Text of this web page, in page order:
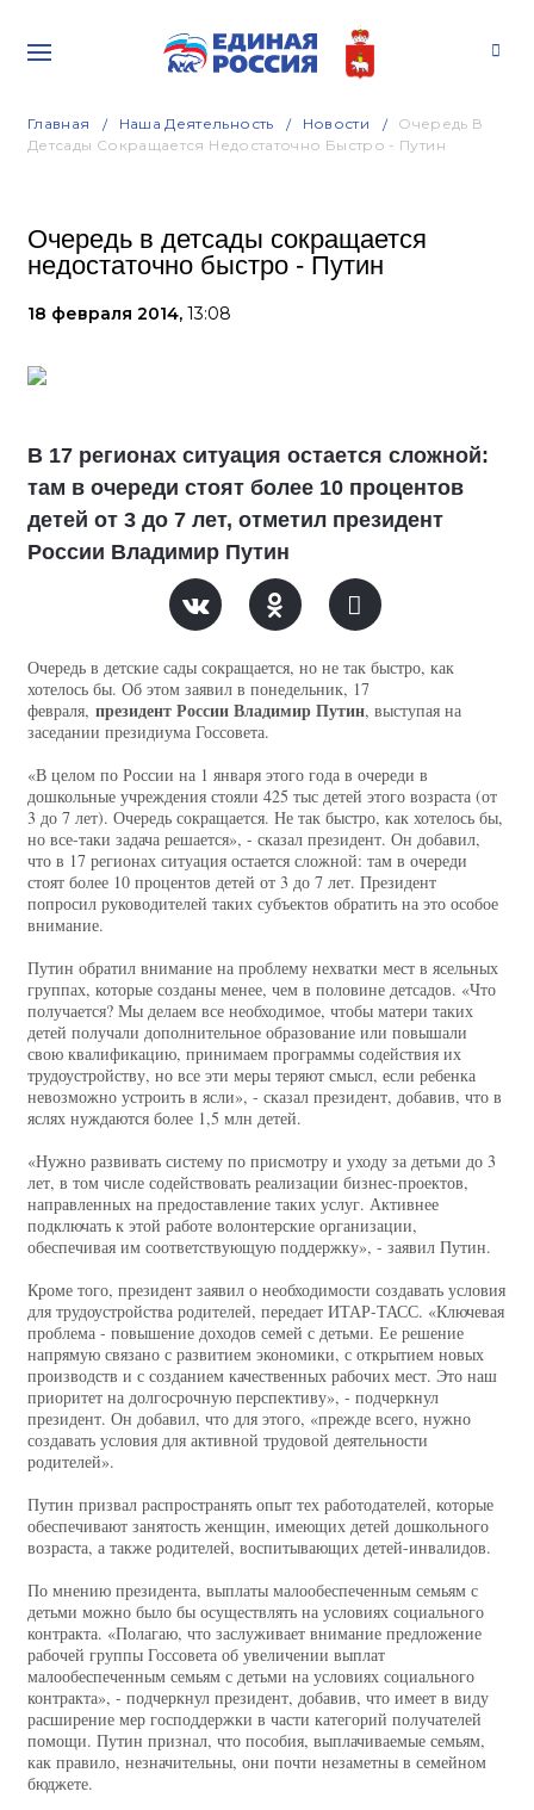
Главная Наша Деятельность Новости
Очередь В
Детсады Сокращается Недостаточно Быстро - Путин
Очередь в детсады сокращается
недостаточно быстро - Путин
18 февраля 2014, 13:08
В 17 регионах ситуация остается сложной:
там в очереди стоят более 10 процентов
детей от 3 до 7 лет, отметил президент
России Владимир Путин
Очередь в детские сады сокращается, но не так быстро, как
хотелось бы. Об этом заявил в понедельник, 17
февраля, президент России Владимир Путин, выступая на
заседании президиума Госсовета.
«В целом по России на 1 января этого года в очереди в
дошкольные учреждения стояли 425 тыс детей этого возраста (от
3 до 7 лет). Очередь сокращается. Не так быстро, как хотелось бы,
но все-таки задача решается», - сказал президент. Он добавил,
что в 17 регионах ситуация остается сложной: там в очереди
стоят более 10 процентов детей от 3 до 7 лет. Президент
попросил руководителей таких субъектов обратить на это особое
внимание.
Путин обратил внимание на проблему нехватки мест в ясельных
группах, которые созданы менее, чем в половине детсадов. «Что
получается? Мы делаем все необходимое, чтобы матери таких
детей получали дополнительное образование или повышали
свою квалификацию, принимаем программы содействия их
трудоустройству, но все эти меры теряют смысл, если ребенка
невозможно устроить в ясли», - сказал президент, добавив, что в
яслях нуждаются более 1,5 млн детей.
«Нужно развивать систему по присмотру и уходу за детьми до 3
лет, в том числе содействовать реализации бизнес-проектов,
направленных на предоставление таких услуг. Активнее
подключать к этой работе волонтерские организации,
обеспечивая им соответствующую поддержку», - заявил Путин.
Кроме того, президент заявил о необходимости создавать условия
для трудоустройства родителей, передает ИТАР-ТАСС. «Ключевая
проблема - повышение доходов семей с детьми. Ее решение
напрямую связано с развитием экономики, с открытием новых
производств и с созданием качественных рабочих мест. Это наш
приоритет на долгосрочную перспективу», - подчеркнул
президент. Он добавил, что для этого, «прежде всего, нужно
создавать условия для активной трудовой деятельности
родителей».
Путин призвал распространять опыт тех работодателей, которые
обеспечивают занятость женщин, имеющих детей дошкольного
возраста, а также родителей, воспитывающих детей-инвалидов.
По мнению президента, выплаты малообеспеченным семьям с
детьми можно было бы осуществлять на условиях социального
контракта. «Полагаю, что заслуживает внимание предложение
рабочей группы Госсовета об увеличении выплат
малообеспеченным семьям с детьми на условиях социального
контракта», - подчеркнул президент, добавив, что имеет в виду
расширение мер господдержки в части категорий получателей
помощи. Путин признал, что пособия, выплачиваемые семьям,
как правило, незначительны, они почти незаметны в семейном
бюджете.